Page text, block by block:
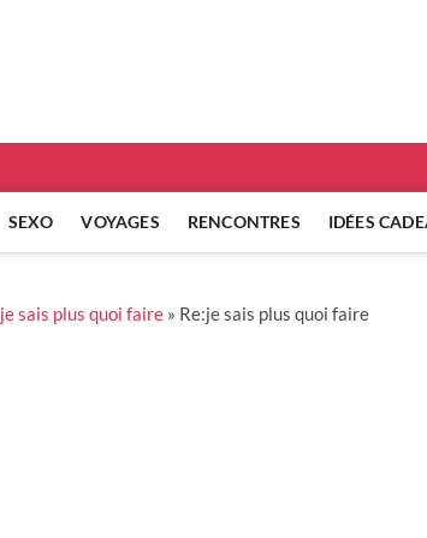
SEXO VOYAGES RENCONTRES IDÉES
je sais plus quoi faire » Re:je sais plus quoi faire